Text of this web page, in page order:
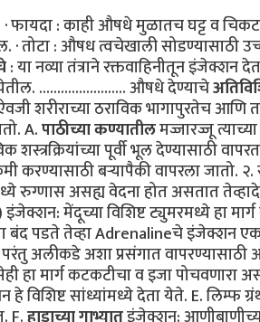
· फायदा : काही औषधे मुळातच घट्ट व
तोटा : औषध त्वचेखाली सोडण्यासाठी
: या नव्या तंत्राने रक्तवाहिनीतून इंजेक्शन
........................ औषधे देण्याचे
शरीराच्या ठराविक भागापुरतेच आणि
A.पाठीच्या कण्यातीलमज्जारज्जू
पूर्वी भूल देण्यासाठी
करण्यासाठी बऱ्यापैकी वापरला जातो.
असह्य वेदना होत असतात
मेंदूच्या विशिष्ट ट्युमरमध्ये हा मार्ग
बंद पडते तेव्हा Adrenalineचे इंजेक्शन
अलीकडे अशा प्रसंगात वापरण्यासाठी
हा मार्ग कटकटीचा व इजा पोचवणारा
विशिष्ट सांध्यांमध्ये देता येते. E. लिम्फ